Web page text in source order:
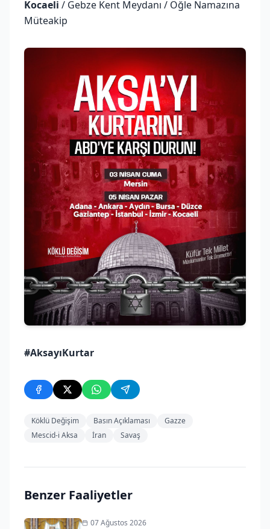
Kocaeli / Gebze Kent Meydanı / Öğle Namazına
Müteakip
#AksayıKurtar
Köklü Değişim Basın Açıklaması
Gazze
Mescid-i Aksa
İran Savaş
Benzer Faaliyetler
07 Ağustos 2026